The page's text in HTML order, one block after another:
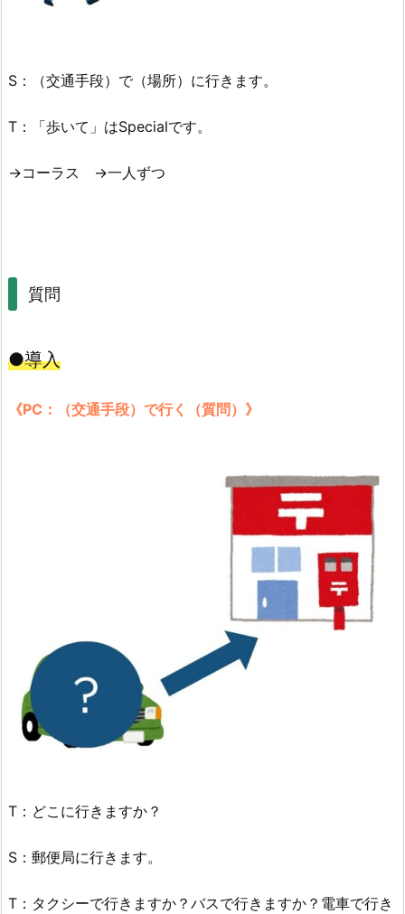
S：（交通手段）で（場所）に行きます。
T：「歩いて」はSpecialです。
→コーラス →一人ずつ
質問
●導入
《PC：（交通手段）で行く（質問）》
T：どこに行きますか？
S：郵便局に行きます。
T：タクシーで行きますか？バスで行きますか？電車で行き